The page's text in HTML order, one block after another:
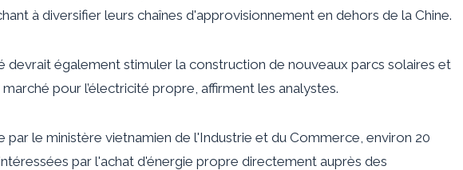
à diversifier leurs chaînes d'approvisionnement en dehors de la Chine.
devrait également stimuler la construction de nouveaux parcs solaires et
pour l’électricité propre, affirment les analystes.
par le ministère vietnamien de l'Industrie et du Commerce, environ 20
par l'achat d'énergie propre directement auprès des